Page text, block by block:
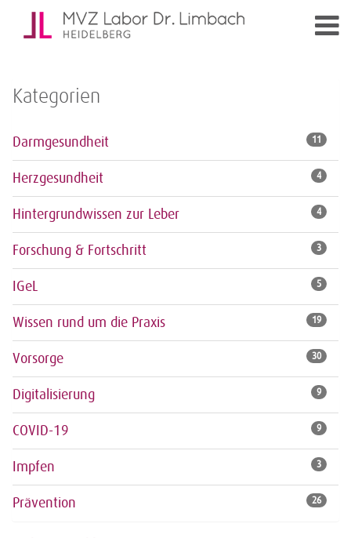
Kategorien
Darmgesundheit 11
Herzgesundheit 4
Hintergrundwissen zur Leber 4
Forschung & Fortschritt 3
IGeL 5
Wissen rund um die Praxis 19
Vorsorge 30
Digitalisierung 9
COVID-19 9
Impfen 3
Prävention 26